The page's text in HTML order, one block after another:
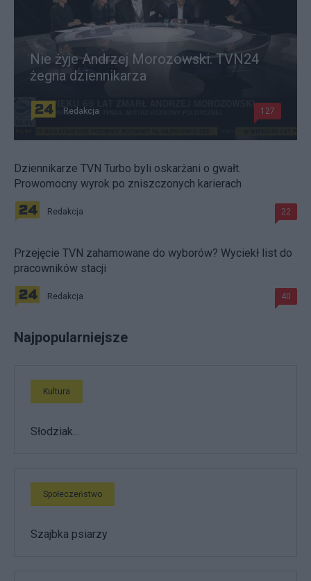
Nie żyje Andrzej Morozowski. TVN24
żegna dziennikarza
Redakcja 127
Dziennikarze TVN Turbo byli oskarżani o gwałt.
Prowomocny wyrok po zniszczonych karierach
Redakcja 22
Przejęcie TVN zahamowane do wyborów? Wyciekł list do
pracowników stacji
Redakcja 40
Najpopularniejsze
Kultura
Słodziak...
Społeczeństwo
Szajbka psiarzy